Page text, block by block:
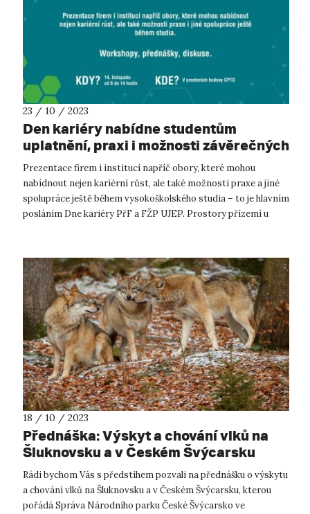
23 / 10 / 2023
Den kariéry nabídne studentům
uplatnění, praxi i možnosti závěrečných
prací
Prezentace firem i institucí napříč obory, které mohou
nabídnout nejen kariérní růst, ale také možnosti praxe a jiné
spolupráce ještě během vysokoškolského studia – to je hlavním
posláním Dne kariéry PřF a FŽP UJEP. Prostory přízemí u
18 / 10 / 2023
Přednáška: Výskyt a chování vlků na
Šluknovsku a v Českém Švýcarsku
Rádi bychom Vás s předstihem pozvali na přednášku o výskytu
a chování vlků na Šluknovsku a v Českém Švýcarsku, kterou
pořádá Správa Národního parku České Švýcarsko ve